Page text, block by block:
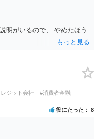
明がいるので、 やめたほう
ジット会社
#消費者金融
役にたった 8